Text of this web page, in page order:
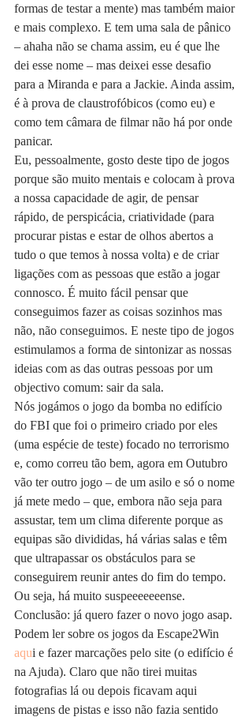
formas de testar a mente) mas também maior
e mais complexo. E tem uma sala de pânico
– ahaha não se chama assim, eu é que lhe
dei esse nome – mas deixei esse desafio
para a Miranda e para a Jackie. Ainda assim,
é à prova de claustrofóbicos (como eu) e
como tem câmara de filmar não há por onde
panicar.
Eu, pessoalmente, gosto deste tipo de jogos
porque são muito mentais e colocam à prova
a nossa capacidade de agir, de pensar
rápido, de perspicácia, criatividade (para
procurar pistas e estar de olhos abertos a
tudo o que temos à nossa volta) e de criar
ligações com as pessoas que estão a jogar
connosco. É muito fácil pensar que
conseguimos fazer as coisas sozinhos mas
não, não conseguimos. E neste tipo de jogos
estimulamos a forma de sintonizar as nossas
ideias com as das outras pessoas por um
objectivo comum: sair da sala.
Nós jogámos o jogo da bomba no edifício
do FBI que foi o primeiro criado por eles
(uma espécie de teste) focado no terrorismo
e, como correu tão bem, agora em Outubro
vão ter outro jogo – de um asilo e só o nome
já mete medo – que, embora não seja para
assustar, tem um clima diferente porque as
equipas são divididas, há várias salas e têm
que ultrapassar os obstáculos para se
conseguirem reunir antes do fim do tempo.
Ou seja, há muito suspeeeeeeense.
Conclusão: já quero fazer o novo jogo asap.
Podem ler sobre os jogos da Escape2Win
aqui e fazer marcações pelo site (o edifício é
na Ajuda). Claro que não tirei muitas
fotografias lá ou depois ficavam aqui
imagens de pistas e isso não fazia sentido